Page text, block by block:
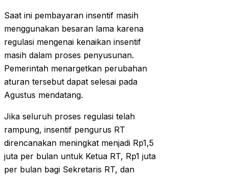
Saat ini pembayaran insentif masih
menggunakan besaran lama karena
regulasi mengenai kenaikan insentif
masih dalam proses penyusunan.
Pemerintah menargetkan perubahan
aturan tersebut dapat selesai pada
Agustus mendatang.
Jika seluruh proses regulasi telah
rampung, insentif pengurus RT
direncanakan meningkat menjadi Rp1,5
juta per bulan untuk Ketua RT, Rp1 juta
per bulan bagi Sekretaris RT, dan